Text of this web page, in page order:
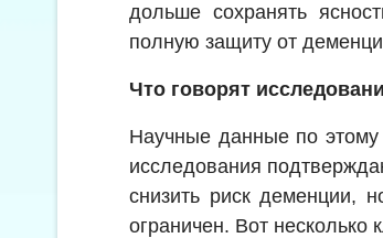
дольше сохранять
полную защиту от
Что говорят
Научные данные по
исследования
снизить риск деменции,
ограничен. Вот